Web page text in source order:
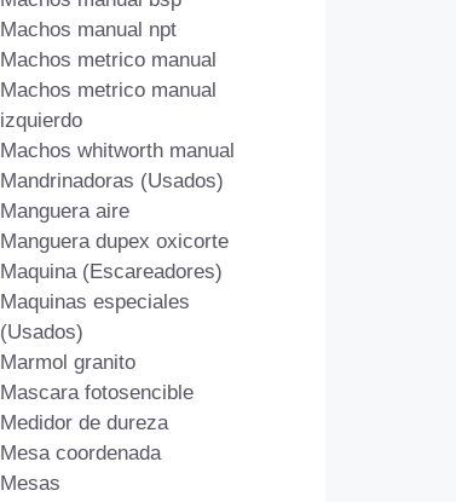
Machos manual npt
Machos metrico manual
Machos metrico manual
izquierdo
Machos whitworth manual
Mandrinadoras (Usados)
Manguera aire
Manguera dupex oxicorte
Maquina (Escareadores)
Maquinas especiales
(Usados)
Marmol granito
Mascara fotosencible
Medidor de dureza
Mesa coordenada
Mesas